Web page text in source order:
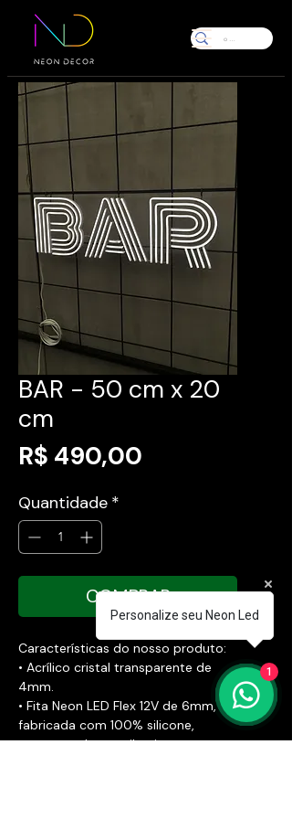
BAR - 50 cm x 20
cm
R$ 490,00
Quantidade *
COMPRAR
Características do nosso produto:
• Acrílico cristal transparente de
4mm.
• Fita Neon LED Flex 12V de 6mm,
fabricada com 100% silicone,
assegurando uma iluminação
Personalize seu Neon Led
1